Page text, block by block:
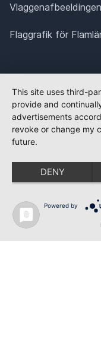
Flaggrafik för
This site uses third-
provide and
advertisements
revoke or change my
future.
DENY
Powered by